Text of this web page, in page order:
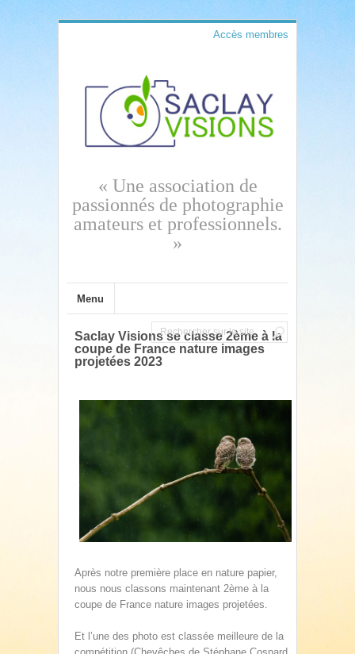
Accès membres
« Une association de
passionnés de photographie
amateurs et professionnels.
»
Menu
Saclay Visions se classe 2ème à la
coupe de France nature images
projetées 2023
Après notre première place en nature papier,
nous nous classons maintenant 2ème à la
coupe de France nature images projetées.
Et l’une des photo est classée meilleure de la